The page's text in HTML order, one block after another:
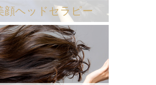
顔ヘッドセラピー